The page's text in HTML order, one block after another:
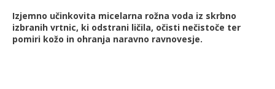
Izjemno učinkovita micelarna rožna voda iz skrbno
izbranih vrtnic, ki odstrani ličila, očisti nečistoče ter
pomiri kožo in ohranja naravno ravnovesje.